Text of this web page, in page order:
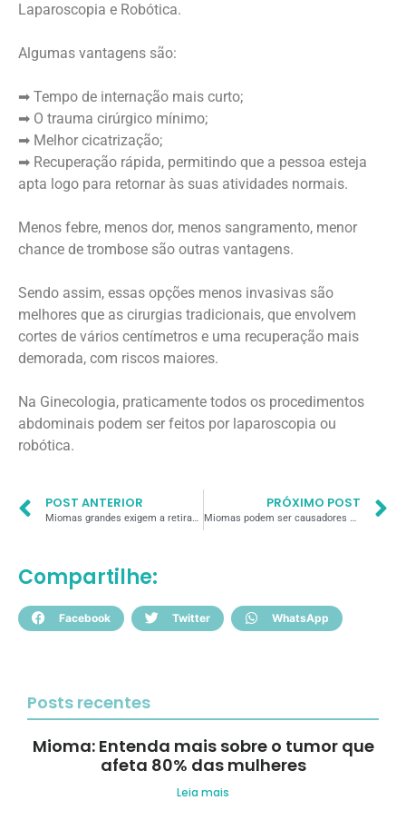
Laparoscopia e Robótica.
Algumas vantagens são:
➡ Tempo de internação mais curto;
➡ O trauma cirúrgico mínimo;
➡ Melhor cicatrização;
➡ Recuperação rápida, permitindo que a pessoa esteja
apta logo para retornar às suas atividades normais.
Menos febre, menos dor, menos sangramento, menor
chance de trombose são outras vantagens.
Sendo assim, essas opções menos invasivas são
melhores que as cirurgias tradicionais, que envolvem
cortes de vários centímetros e uma recuperação mais
demorada, com riscos maiores.
Na Ginecologia, praticamente todos os procedimentos
abdominais podem ser feitos por laparoscopia ou
robótica.
POST ANTERIOR
Miomas grandes exigem a retirada do útero?
PRÓXIMO POST
Miomas podem ser causadores de aborto
Compartilhe:
Facebook Twitter WhatsApp
Posts recentes
Mioma: Entenda mais sobre o tumor que
afeta 80% das mulheres
Leia mais